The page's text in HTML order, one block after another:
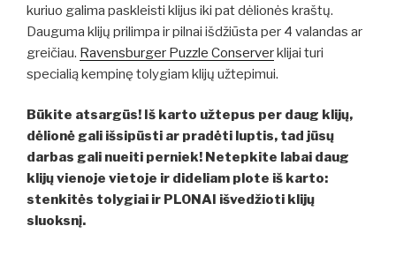
kuriuo galima paskleisti klijus iki pat dėlionės kraštų.
Dauguma klijų prilimpa ir pilnai išdžiūsta per 4 valandas ar
greičiau. Ravensburger Puzzle Conserverklijai turi
specialią kempinę tolygiam klijų užtepimui.
Būkite atsargūs! Iš karto užtepus per daug klijų,
dėlionė gali išsipūsti ar pradėti luptis, tad jūsų
darbas gali nueiti perniek! Netepkite labai daug
klijų vienoje vietoje ir dideliam plote iš karto:
stenkitės tolygiai ir PLONAI išvedžioti klijų
sluoksnį.